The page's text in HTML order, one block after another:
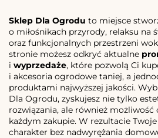
Sklep Dla Ogrodu to miejsce
o miłośnikach przyrody, relaksu na
oraz funkcjonalnych przestrzeni
stronie możesz odkryć aktualne
i wyprzedaże, które pozwolą Ci
i akcesoria ogrodowe taniej, a
produktami najwyższej jakości.
Dla Ogrodu, zyskujesz nie tylko
rozwiązania, ale również możliwość
każdym zakupie. W rezultacie
charakter bez nadwyrężania